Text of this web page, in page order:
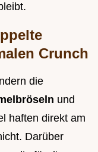
Crunch
die
und
haften direkt am
Darüber